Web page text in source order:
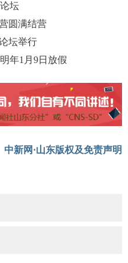
坛
圆满结营
坛举行
年1月9日放假
中新网·山东版权及免责声明